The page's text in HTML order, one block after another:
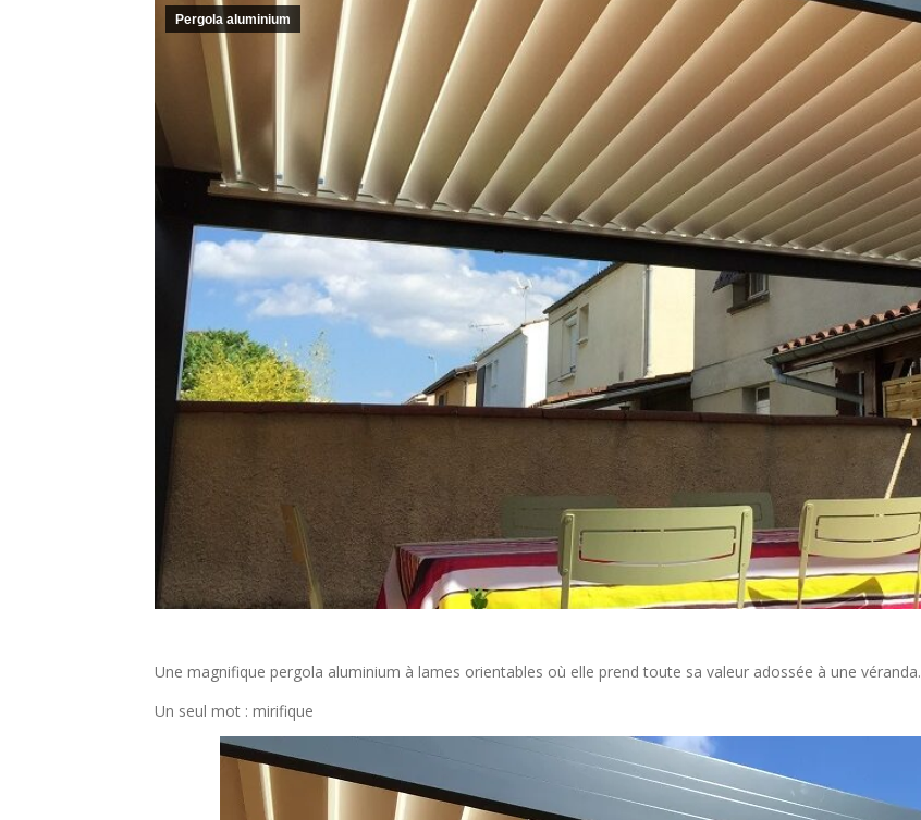
Pergola aluminium
Une magnifique pergola aluminium à lames orientables où elle prend toute sa valeur adossée à une véranda.
Un seul mot : mirifique